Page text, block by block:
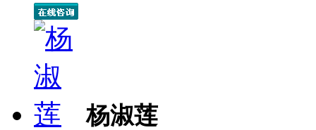
杨淑莲